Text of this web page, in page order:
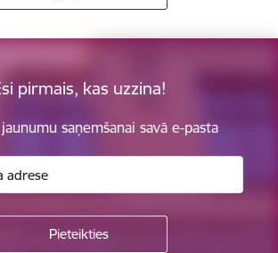
pirmais, kas uzzina!
saņemšanai savā e-pasta